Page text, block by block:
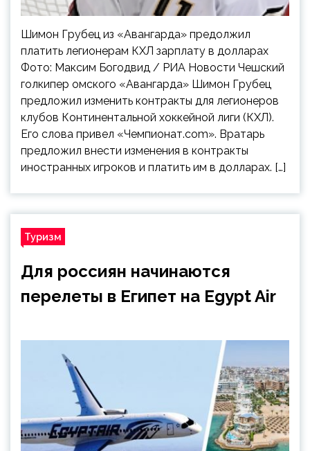
Шимон Грубец из «Авангарда» предолжил
платить легионерам КХЛ зарплату в долларах
Фото: Максим Богодвид / РИА Новости Чешский
голкипер омского «Авангарда» Шимон Грубец
предложил изменить контракты для легионеров
клубов Континентальной хоккейной лиги (КХЛ).
Его слова привел «Чемпионат.com». Вратарь
предложил внести изменения в контракты
иностранных игроков и платить им в долларах. […]
Туризм
Для россиян начинаются
перелеты в Египет на Egypt Air